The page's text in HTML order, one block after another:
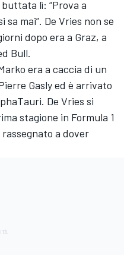
buttata lì: “Prova a
mai”. De Vries non se
dopo era a Graz, a
Bull.
era a caccia di un
Gasly ed è arrivato
De Vries si
stagione in Formula 1
a dover